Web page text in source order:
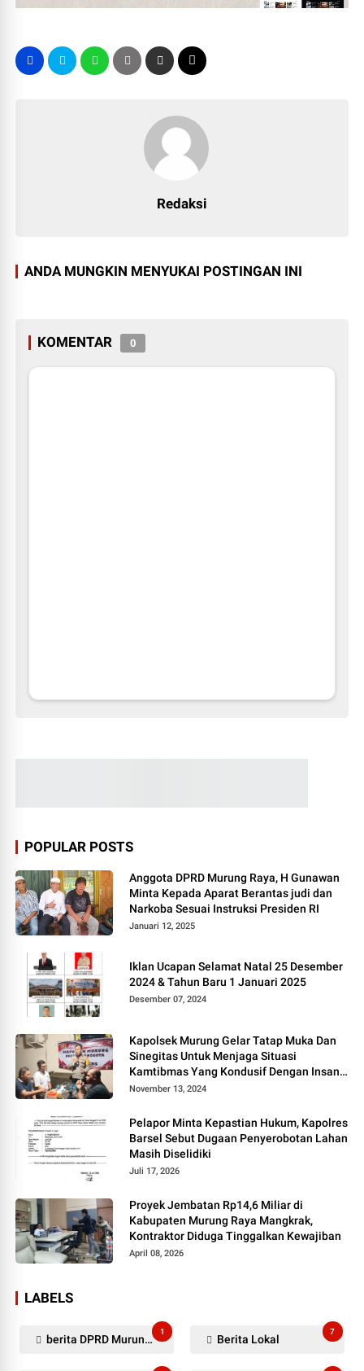
Redaksi
ANDA MUNGKIN MENYUKAI POSTINGAN INI
KOMENTAR 0
POPULAR POSTS
Anggota DPRD Murung Raya, H Gunawan
Minta Kepada Aparat Berantas judi dan
Narkoba Sesuai Instruksi Presiden RI
Januari 12, 2025
Iklan Ucapan Selamat Natal 25 Desember
2024 & Tahun Baru 1 Januari 2025
Desember 07, 2024
Kapolsek Murung Gelar Tatap Muka Dan
Sinegitas Untuk Menjaga Situasi
Kamtibmas Yang Kondusif Dengan Insan
Pers
November 13, 2024
Pelapor Minta Kepastian Hukum, Kapolres
Barsel Sebut Dugaan Penyerobotan Lahan
Masih Diselidiki
Juli 17, 2026
Proyek Jembatan Rp14,6 Miliar di
Kabupaten Murung Raya Mangkrak,
Kontraktor Diduga Tinggalkan Kewajiban
April 08, 2026
LABELS
berita DPRD Murung Raya
1
Berita Lokal
7